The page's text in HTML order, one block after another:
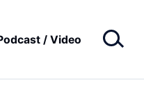
/ Video